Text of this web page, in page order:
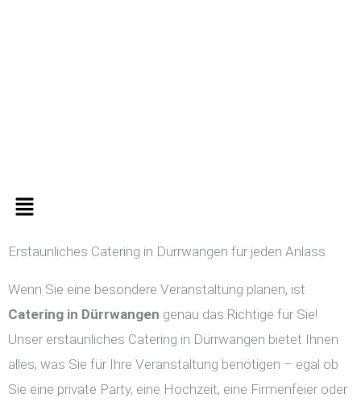
Menü
Erstaunliches Catering in Dürrwangen für jeden Anlass
Wenn Sie eine besondere Veranstaltung planen, ist
Catering in Dürrwangen genau das Richtige für Sie!
Unser erstaunliches Catering in Dürrwangen bietet Ihnen
alles, was Sie für Ihre Veranstaltung benötigen – egal ob
Sie eine private Party, eine Hochzeit, eine Firmenfeier oder